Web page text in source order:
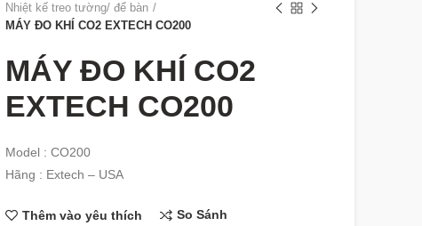
Nhiệt kế treo tường/ để bàn
MÁY ĐO KHÍ CO2 EXTECH CO200
MÁY ĐO KHÍ CO2
EXTECH CO200
Model : CO200
Hãng : Extech – USA
Thêm vào yêu thích So Sánh